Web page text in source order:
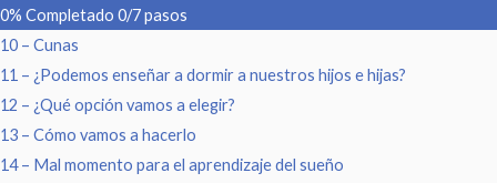
0% Completado 0/7 pasos
10 – Cunas
11 – ¿Podemos enseñar a dormir a nuestros hijos e hijas?
12 – ¿Qué opción vamos a elegir?
13 – Cómo vamos a hacerlo
14 – Mal momento para el aprendizaje del sueño